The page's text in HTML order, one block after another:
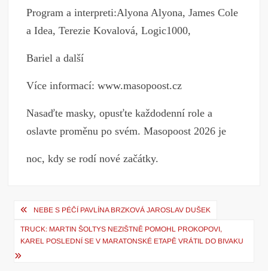
Program a interpreti:Alyona Alyona, James Cole
a Idea, Terezie Kovalová, Logic1000,
Bariel a další
Více informací: www.masopoost.cz
Nasaďte masky, opusťte každodenní role a
oslavte proměnu po svém. Masopoost 2026 je
noc, kdy se rodí nové začátky.
Navigace
pro
příspěvek
NEBE S PÉČÍ PAVLÍNA BRZKOVÁ JAROSLAV DUŠEK
TRUCK: MARTIN ŠOLTYS NEZIŠTNĚ POMOHL PROKOPOVI,
KAREL POSLEDNÍ SE V MARATONSKÉ ETAPĚ VRÁTIL DO BIVAKU